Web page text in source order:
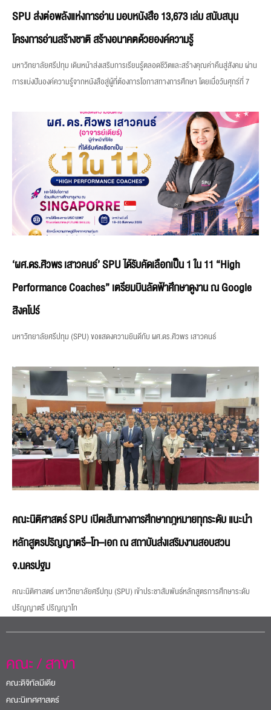
SPU ส่งต่อพลังแห่งการอ่าน มอบหนังสือ 13,673 เล่ม สนับสนุน
โครงการอ่านสร้างชาติ สร้างอนาคตด้วยองค์ความรู้
มหาวิทยาลัยศรีปทุม เดินหน้าส่งเสริมการเรียนรู้ตลอดชีวิตและสร้างคุณค่าคืนสู่สังคม ผ่าน
การแบ่งปันองค์ความรู้จากหนังสือสู่ผู้ที่ต้องการโอกาสทางการศึกษา โดยเมื่อวันศุกร์ที่ 7
‘ผศ.ดร.ศิวพร เสาวคนธ์’ SPU ได้รับคัดเลือกเป็น 1 ใน 11 “High
Performance Coaches” เตรียมบินลัดฟ้าศึกษาดูงาน ณ Google
สิงคโปร์
มหาวิทยาลัยศรีปทุม (SPU) ขอแสดงความยินดีกับ ผศ.ดร.ศิวพร เสาวคนธ์
คณะนิติศาสตร์ SPU เปิดเส้นทางการศึกษากฎหมายทุกระดับ แนะนำ
หลักสูตรปริญญาตรี–โท–เอก ณ สถาบันส่งเสริมงานสอบสวน
จ.นครปฐม
คณะนิติศาสตร์ มหาวิทยาลัยศรีปทุม (SPU) เข้าประชาสัมพันธ์หลักสูตรการศึกษาระดับ
ปริญญาตรี ปริญญาโท
คณะ / สาขา
คณะดิจิทัลมีเดีย
คณะนิเทศศาสตร์